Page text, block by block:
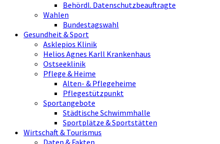
Behördl. Datenschutzbeauftragte
Wahlen
Bundestagswahl
Gesundheit & Sport
Asklepios Klinik
Helios Agnes Karll Krankenhaus
Ostseeklinik
Pflege & Heime
Alten- & Pflegeheime
Pflegestützpunkt
Sportangebote
Städtische Schwimmhalle
Sportplätze & Sportstätten
Wirtschaft & Tourismus
Daten & Fakten